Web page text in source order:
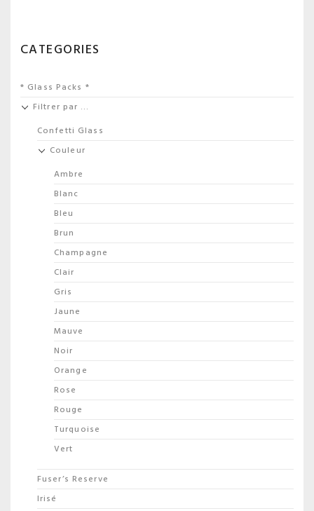
CATEGORIES
* Glass Packs *
Filtrer par …
Confetti Glass
Couleur
Ambre
Blanc
Bleu
Brun
Champagne
Clair
Gris
Jaune
Mauve
Noir
Orange
Rose
Rouge
Turquoise
Vert
Fuser’s Reserve
Irisé